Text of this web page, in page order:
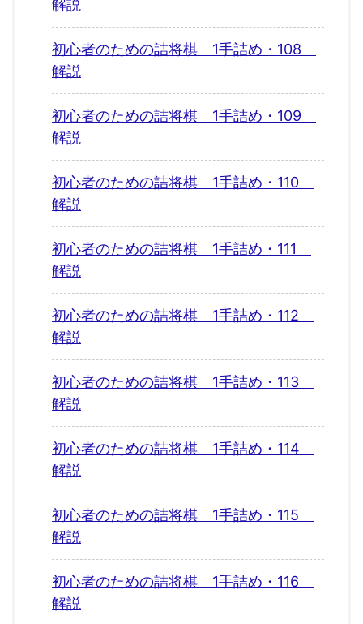
解説
初心者のための詰将棋 1手詰め・108
解説
初心者のための詰将棋 1手詰め・109
解説
初心者のための詰将棋 1手詰め・110
解説
初心者のための詰将棋 1手詰め・111
解説
初心者のための詰将棋 1手詰め・112
解説
初心者のための詰将棋 1手詰め・113
解説
初心者のための詰将棋 1手詰め・114
解説
初心者のための詰将棋 1手詰め・115
解説
初心者のための詰将棋 1手詰め・116
解説